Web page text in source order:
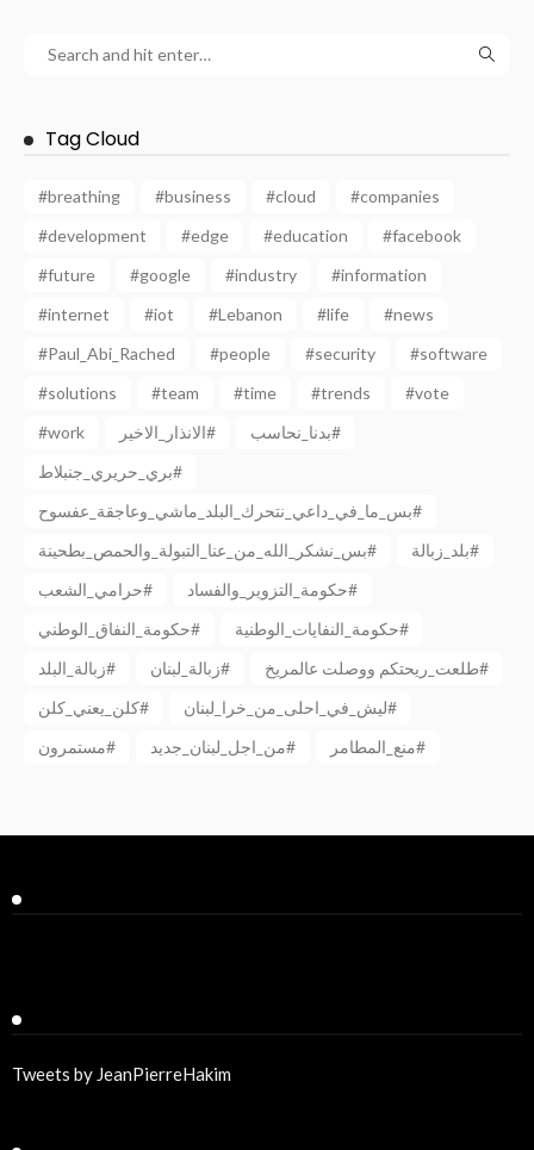
Tag Cloud
#breathing #business #cloud
#companies
#development
#edge #education
#facebook
#future
#google #industry
#information
#internet
#iot #Lebanon #life
#news
#Paul_Abi_Rached
#people #security
#software
#solutions
#team #time #trends
#vote
#work
الانذار_الاخير#
بدنا_نحاسب#
بري_حريري_جنبلاط#
بس_ما_في_داعي_نتحرك_البلد_ماشي_وعاجقة_عفسوح#
بس_نشكر_الله_من_عنا_التبولة_والحمص_بطحينة#
بلد_زبالة#
حرامي_الشعب#
حكومة_التزوير_والفساد#
حكومة_النفاق_الوطني#
حكومة_النفايات_الوطنية#
زبالة_البلد#
زبالة_لبنان#
طلعت_ريحتكم ووصلت عالمريخ#
كلن_يعني_كلن#
ليش_في_احلى_من_خرا_لبنان#
مستمرون#
من_اجل_لبنان_جديد# منع_المطامر#
Tweets by JeanPierreHakim